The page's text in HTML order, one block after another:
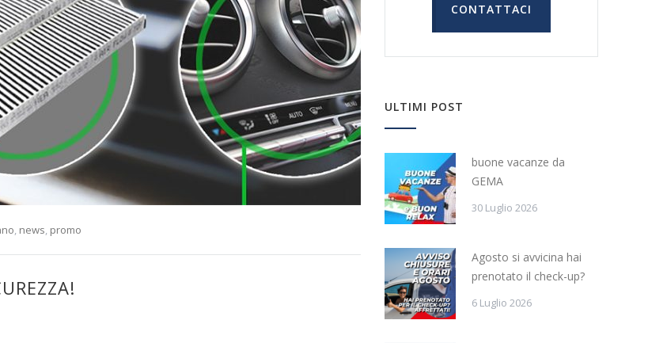
, news, promo
CONTATTACI
ULTIMI POST
buone vacanze da
GEMA
30 Luglio 2026
Agosto si avvicina hai
prenotato il check-up?
6 Luglio 2026